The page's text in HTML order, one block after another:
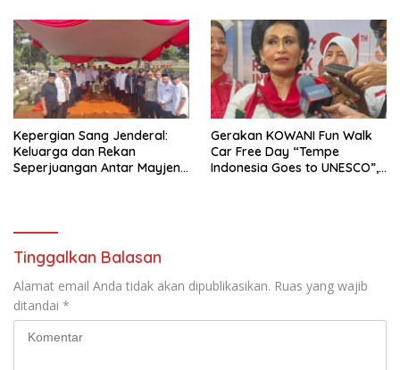
Kepergian Sang Jenderal:
Keluarga dan Rekan
Seperjuangan Antar Mayjen
Gerakan KOWANI Fun Walk
Car Free Day “Tempe
Indonesia Goes to UNESCO”,
Tinggalkan Balasan
Alamat email Anda tidak akan dipublikasikan. Ruas yang wajib
ditandai *